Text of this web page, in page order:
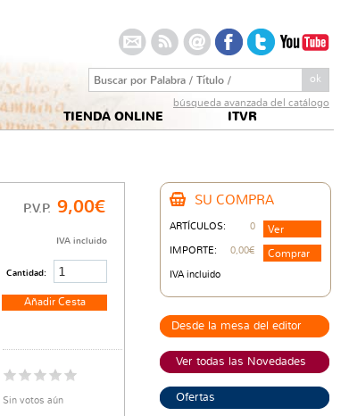
Search this site:
búsqueda avanzada del catálogo
TIENDA ONLINE ITVR
P.V.P. 9,00€
IVA incluido
Cantidad:
Sin votos aún
SU COMPRA
ARTÍCULOS: 0 Ver
IMPORTE: 0,00€ Comprar
IVA incluido
Desde la mesa del editor
Ver todas las Novedades
Ofertas